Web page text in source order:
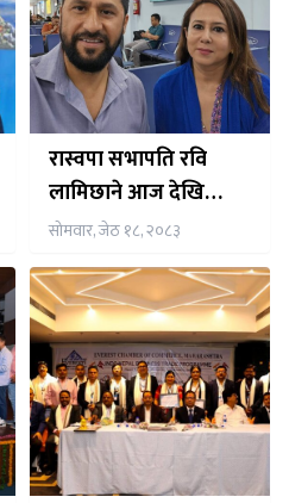
रास्वपा सभापति रवि
लामिछाने आज देखि
पाँचदिने भारत भ्रमणमा,
नेपाली समुदाय संग समेत
अन्तर्क्रिया गर्ने तय
सोमवार, जेठ १८, २०८३